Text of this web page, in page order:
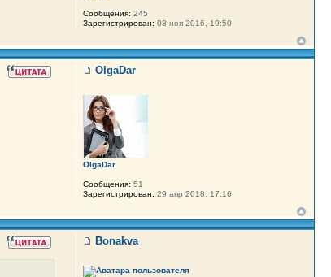
Сообщения: 245
Зарегистрирован: 03 ноя 2016, 19:50
OlgaDar
OlgaDar
Сообщения: 51
Зарегистрирован: 29 апр 2018, 17:16
Bonakva